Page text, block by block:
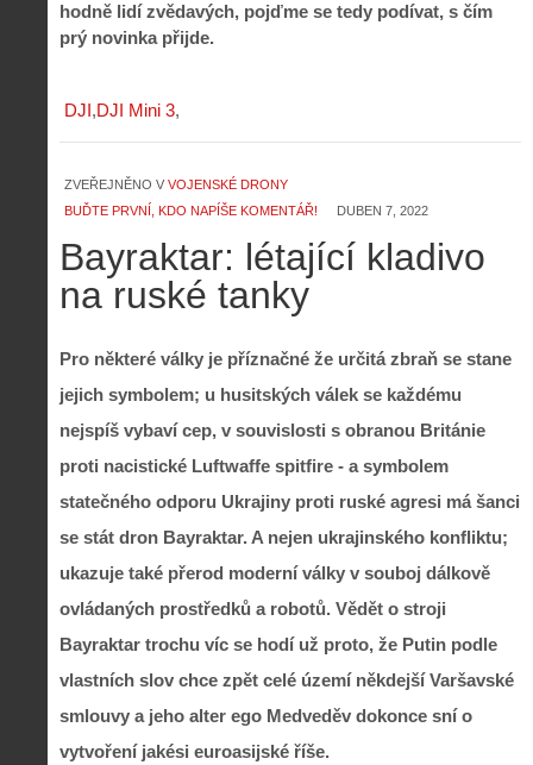
hodně lidí zvědavých, pojďme se tedy podívat, s čím
prý novinka přijde.
DJI DJI Mini 3
ZVEŘEJNĚNO V VOJENSKÉ DRONY
BUĎTE PRVNÍ, KDO NAPÍŠE KOMENTÁŘ!
DUBEN 7, 2022
Bayraktar: létající kladivo
na ruské tanky
Pro některé války je příznačné že určitá zbraň se stane
jejich symbolem; u husitských válek se každému
nejspíš vybaví cep, v souvislosti s obranou Británie
proti nacistické Luftwaffe spitfire - a symbolem
statečného odporu Ukrajiny proti ruské agresi má šanci
se stát dron Bayraktar. A nejen ukrajinského konfliktu;
ukazuje také přerod moderní války v souboj dálkově
ovládaných prostředků a robotů. Vědět o stroji
Bayraktar trochu víc se hodí už proto, že Putin podle
vlastních slov chce zpět celé území někdejší Varšavské
smlouvy a jeho alter ego Medveděv dokonce sní o
vytvoření jakési euroasijské říše.